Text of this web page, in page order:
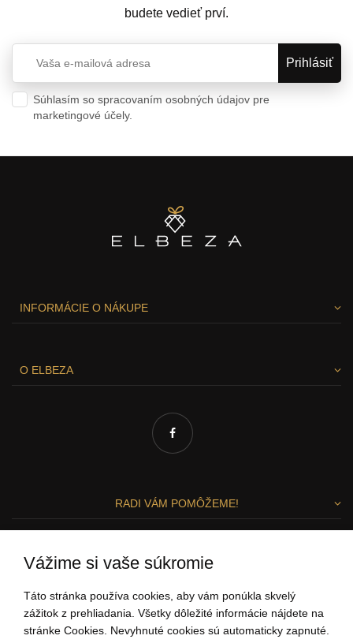
budete vedieť prví.
Súhlasím so spracovaním osobných údajov pre
marketingové účely.
INFORMÁCIE O NÁKUPE
O ELBEZA
RADI VÁM POMÔŽEME!
Zuzka a Lenka
Vážime si vaše súkromie
Táto stránka používa cookies, aby vám ponúkla skvelý
zážitok z prehliadania. Všetky dôležité informácie nájdete na
stránke Cookies. Nevyhnuté cookies sú automaticky zapnuté.